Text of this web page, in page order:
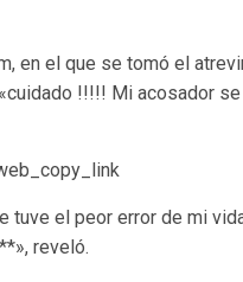
en el que se tomó el
!!!!! Mi acosador
tuve el peor error de mi
reveló.